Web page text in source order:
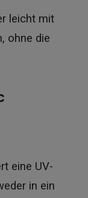
leicht mit
ohne die
eine UV-
in ein